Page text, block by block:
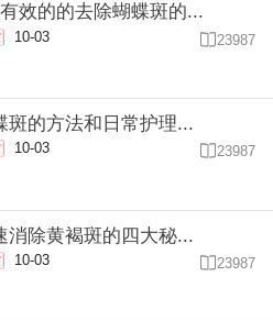
效的的去除蝴蝶斑的...
10-03 23987
斑的方法和日常护理...
10-03 23987
消除黄褐斑的四大秘...
10-03  23987